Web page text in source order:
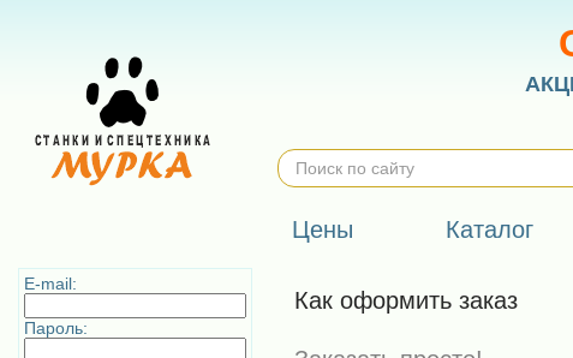
Цены Каталог
E-mail:
Пароль:
Как оформить заказ